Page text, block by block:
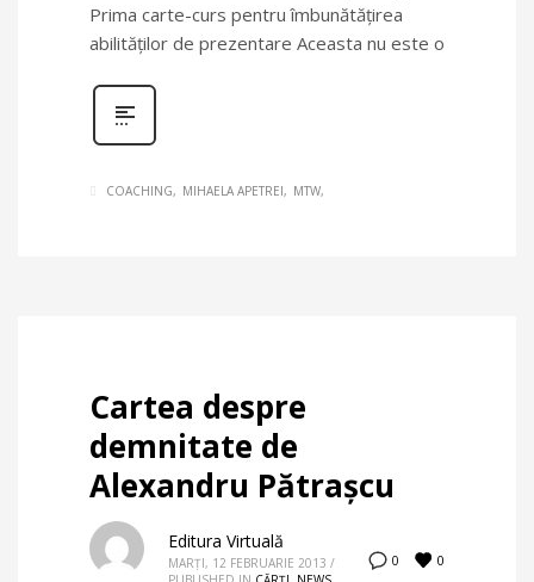
Prima carte-curs pentru îmbunătăţirea
abilităţilor de prezentare Aceasta nu este o
COACHING MIHAELA APETREI MTW
Cartea despre
demnitate de
Alexandru Pătrașcu
0 0
Editura Virtuală
MARȚI, 12 FEBRUARIE 2013 /